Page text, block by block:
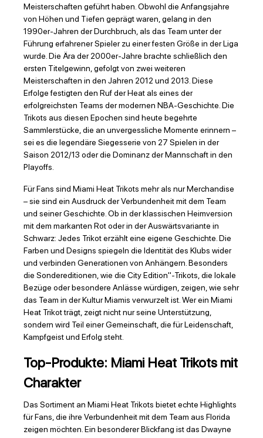
Meisterschaften geführt haben. Obwohl die Anfangsjahre
von Höhen und Tiefen geprägt waren, gelang in den
1990er-Jahren der Durchbruch, als das Team unter der
Führung erfahrener Spieler zu einer festen Größe in der Liga
wurde. Die Ära der 2000er-Jahre brachte schließlich den
ersten Titelgewinn, gefolgt von zwei weiteren
Meisterschaften in den Jahren 2012 und 2013. Diese
Erfolge festigten den Ruf der Heat als eines der
erfolgreichsten Teams der modernen NBA-Geschichte. Die
Trikots aus diesen Epochen sind heute begehrte
Sammlerstücke, die an unvergessliche Momente erinnern –
sei es die legendäre Siegesserie von 27 Spielen in der
Saison 2012/13 oder die Dominanz der Mannschaft in den
Playoffs.
Für Fans sind Miami Heat Trikots mehr als nur Merchandise
– sie sind ein Ausdruck der Verbundenheit mit dem Team
und seiner Geschichte. Ob in der klassischen Heimversion
mit dem markanten Rot oder in der Auswärtsvariante in
Schwarz: Jedes Trikot erzählt eine eigene Geschichte. Die
Farben und Designs spiegeln die Identität des Klubs wider
und verbinden Generationen von Anhängern. Besonders
die Sondereditionen, wie die City Edition"-Trikots, die lokale
Bezüge oder besondere Anlässe würdigen, zeigen, wie sehr
das Team in der Kultur Miamis verwurzelt ist. Wer ein Miami
Heat Trikot trägt, zeigt nicht nur seine Unterstützung,
sondern wird Teil einer Gemeinschaft, die für Leidenschaft,
Kampfgeist und Erfolg steht.
Top-Produkte: Miami Heat Trikots mit
Charakter
Das Sortiment an Miami Heat Trikots bietet echte Highlights
für Fans, die ihre Verbundenheit mit dem Team aus Florida
zeigen möchten. Ein besonderer Blickfang ist das Dwayne